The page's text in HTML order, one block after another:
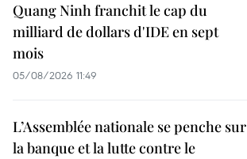
Quang Ninh franchit le cap du
milliard de dollars d'IDE en sept
mois
05/08/2026 11:49
L’Assemblée nationale se penche sur
la banque et la lutte contre le